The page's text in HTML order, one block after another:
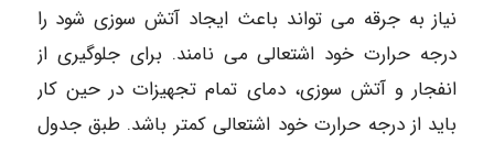
نیاز به جرقه می تواند باعث ایجاد آتش سوزی شود را
درجه حرارت خود اشتعالی می نامند. برای جلوگیری از
انفجار و آتش سوزی، دمای تمام تجهیزات در حین کار
باید از درجه حرارت خود اشتعالی کمتر باشد. طبق جدول